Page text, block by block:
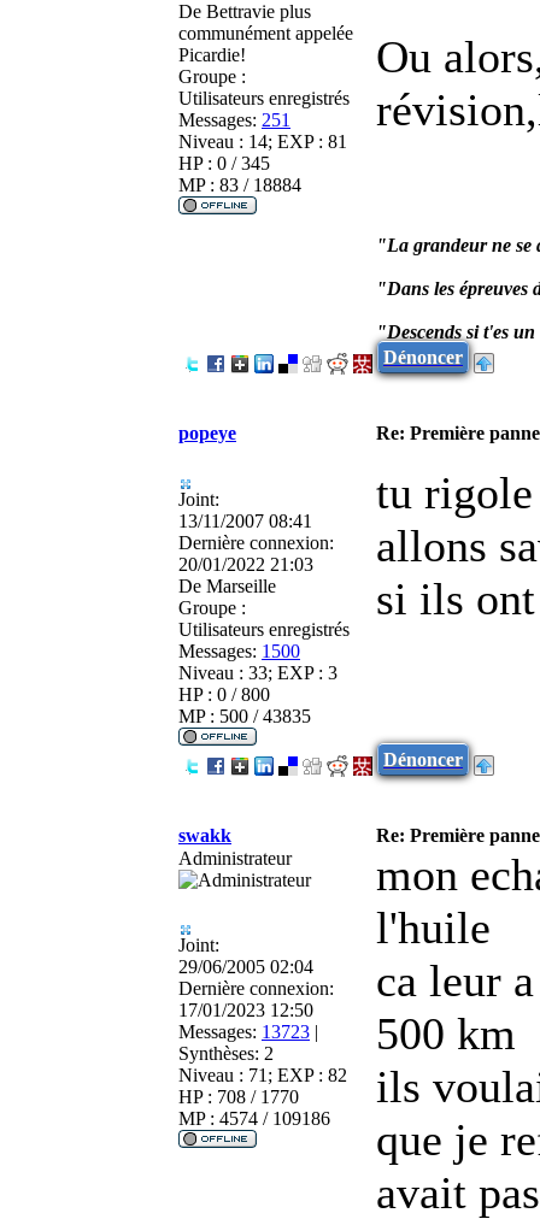
De Bettravie plus
communément appelée
Picardie!
Groupe :
Utilisateurs enregistrés
Messages: 251
Niveau : 14; EXP : 81
HP : 0 / 345
MP : 83 / 18884
Ou
"La grandeur ne se
"Dans les épreuves
"Descends si t'es
Dénoncer
popeye Re: Première
Joint:
13/11/2007 08:41
Dernière connexion:
20/01/2022 21:03
De Marseille
Groupe :
Utilisateurs enregistrés
Messages: 1500
Niveau : 33; EXP : 3
HP : 0 / 800
MP : 500 / 43835
tu rigole
allons
si ils ont
Dénoncer
swakk
Re: Première
Administrateur
Joint:
29/06/2005 02:04
Dernière connexion:
17/01/2023 12:50
Messages: 13723 |
Synthèses: 2
Niveau : 71; EXP : 82
HP : 708 / 1770
MP : 4574 / 109186
mon
l'huile
ca leur
500 km
ils
que je
avait